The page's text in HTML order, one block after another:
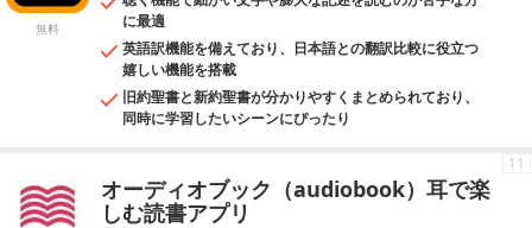
無料
に最適
英語訳機能を備えており、日本語との翻訳比較に役立つ
嬉しい機能を搭載
旧約聖書と新約聖書が分かりやすくまとめられており、
同時に学習したいシーンにぴったり
オーディオブック（audiobook）耳で楽
しむ読書アプリ
11